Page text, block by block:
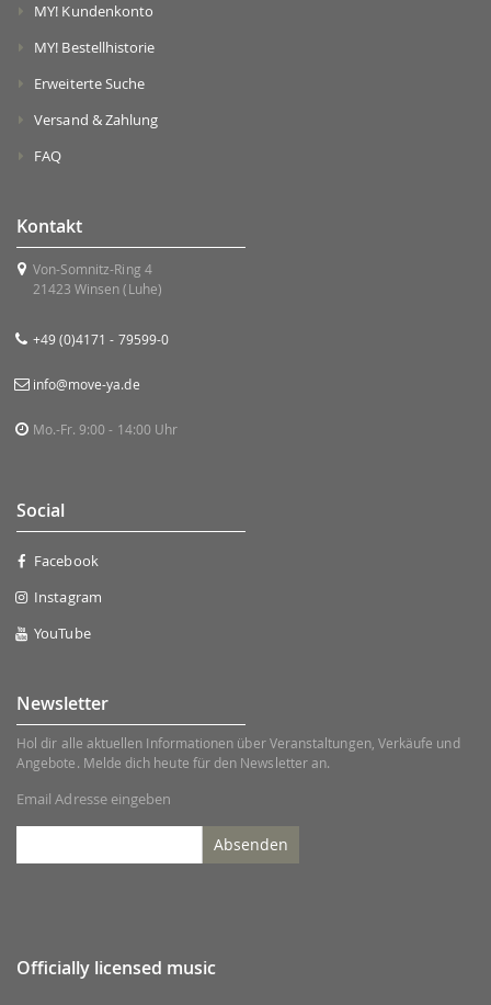
MY! Kundenkonto
MY! Bestellhistorie
Erweiterte Suche
Versand & Zahlung
FAQ
Kontakt
Von-Somnitz-Ring 4
21423 Winsen (Luhe)
+49 (0)4171 - 79599-0
info@move-ya.de
Mo.-Fr. 9:00 - 14:00 Uhr
Social
Facebook
Instagram
YouTube
Newsletter
Hol dir alle aktuellen Informationen über Veranstaltungen, Verkäufe und
Angebote. Melde dich heute für den Newsletter an.
Email Adresse eingeben
Absenden
Officially licensed music